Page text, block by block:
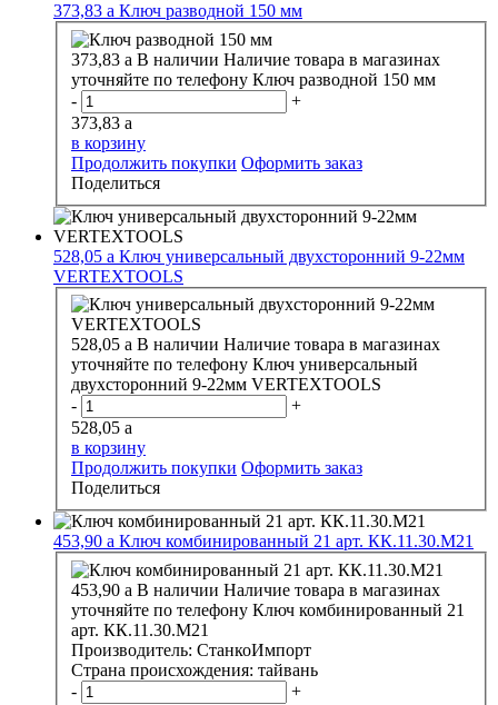
373,83 a Ключ разводной 150 мм
373,83 a В наличии Наличие товара в магазинах
уточняйте по телефону Ключ разводной 150 мм
-
+
373,83 a
в корзину
Продолжить покупки Оформить заказ
Поделиться
528,05 a Ключ универсальный двухсторонний 9-22мм
VERTEXTOOLS
528,05 a В наличии Наличие товара в магазинах
уточняйте по телефону Ключ универсальный
двухсторонний 9-22мм VERTEXTOOLS
-
+
528,05 a
в корзину
Продолжить покупки Оформить заказ
Поделиться
453,90 a Ключ комбинированный 21 арт. КК.11.30.М21
453,90 a В наличии Наличие товара в магазинах
уточняйте по телефону Ключ комбинированный 21
арт. КК.11.30.М21
Производитель: СтанкоИмпорт
Страна происхождения: тайвань
-
+